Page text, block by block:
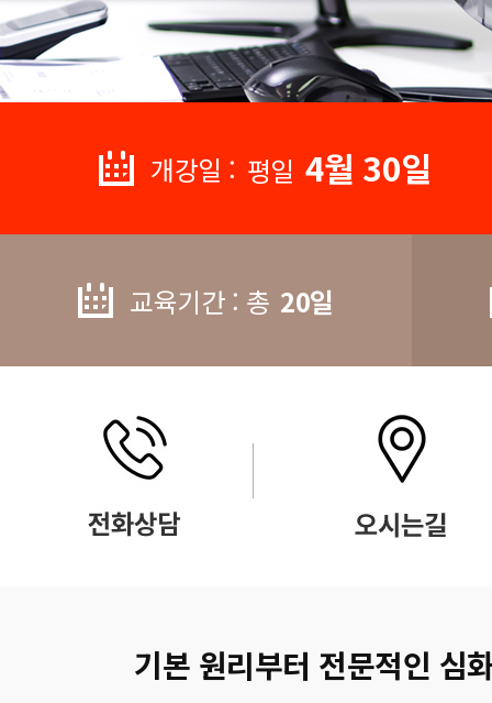
개강일 : 평일 4월 30일
교육기간 : 총 20일
기본 원리부터 전문적인 심